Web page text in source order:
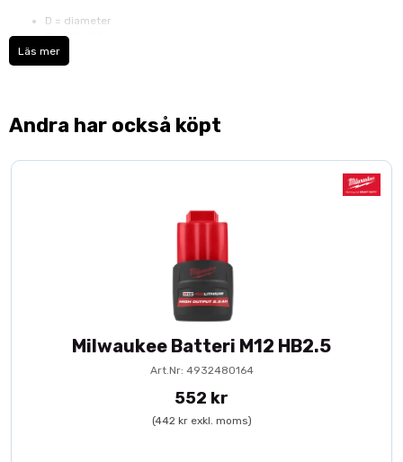
D = diameter
Z = antal tänder
d = håldiameter
K = tandens bredd
Läs mer
Andra har också köpt
Milwaukee Batteri M12 HB2.5
Art.Nr: 4932480164
552 kr
(442 kr exkl. moms)